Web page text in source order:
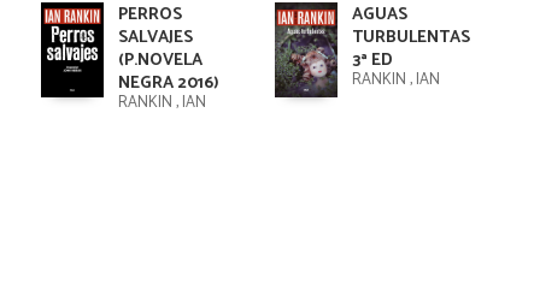
PERROS
SALVAJES
(P.NOVELA
NEGRA 2016)
RANKIN , IAN
AGUAS
TURBULENTAS
3ª ED
RANKIN , IAN